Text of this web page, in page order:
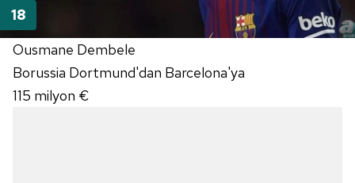
Ousmane Dembele
Borussia Dortmund'dan Barcelona'ya
115 milyon €